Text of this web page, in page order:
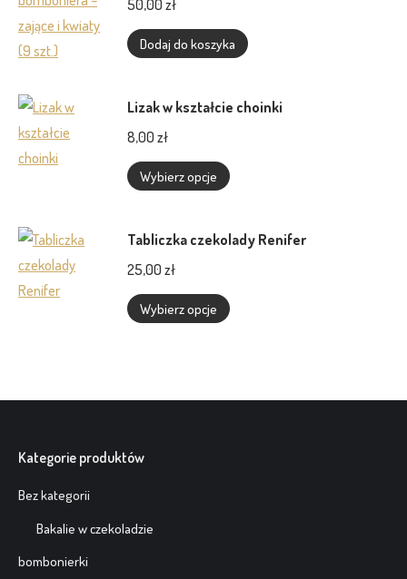
można
wybrać
stronie
50,00 zł
Dodaj do koszyka
Lizak w kształcie choinki
8,00 zł
Wybierz opcje
Ten
wiele
Opcje
stronie
Tabliczka czekolady Renifer
25,00 zł
Wybierz opcje
Ten
Kategorie produktów
Bez kategorii
Bakalie w czekoladzie
bombonierki